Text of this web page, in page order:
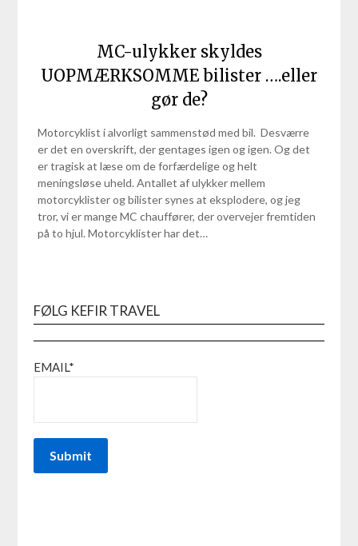
MC-ulykker skyldes
UOPMÆRKSOMME bilister ….eller
gør de?
Motorcyklist i alvorligt sammenstød med bil. Desværre
er det en overskrift, der gentages igen og igen. Og det
er tragisk at læse om de forfærdelige og helt
meningsløse uheld. Antallet af ulykker mellem
motorcyklister og bilister synes at eksplodere, og jeg
tror, vi er mange MC chauffører, der overvejer fremtiden
på to hjul. Motorcyklister har det…
FØLG KEFIR TRAVEL
EMAIL*